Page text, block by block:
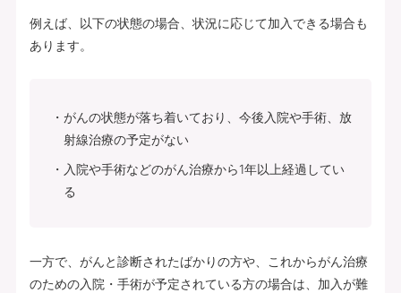
例えば、以下の状態の場合、状況に応じて加入できる場合も
あります。
がんの状態が落ち着いており、今後入院や手術、放
射線治療の予定がない
入院や手術などのがん治療から1年以上経過してい
る
一方で、がんと診断されたばかりの方や、これからがん治療
のための入院・手術が予定されている方の場合は、加入が難